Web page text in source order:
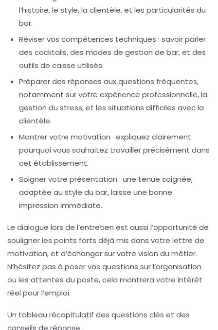
l’histoire, le style, la clientèle, et les particularités du
bar.
Réviser vos compétences techniques : savoir parler
des cocktails, des modes de gestion de bar, et des
outils de caisse utilisés.
Préparer des réponses aux questions fréquentes,
notamment sur votre expérience professionnelle, la
gestion du stress, et les situations difficiles avec la
clientèle.
Montrer votre motivation : expliquez clairement
pourquoi vous souhaitez travailler précisément dans
cet établissement.
Soigner votre présentation : une tenue soignée,
adaptée au style du bar, laisse une bonne
impression immédiate.
Le dialogue lors de l’entretien est aussi l’opportunité de
souligner les points forts déjà mis dans votre lettre de
motivation, et d’échanger sur votre vision du métier.
N’hésitez pas à poser vos questions sur l’organisation
ou les attentes du poste, cela montrera votre intérêt
réel pour l’emploi.
Un tableau récapitulatif des questions clés et des
conseils de réponse :